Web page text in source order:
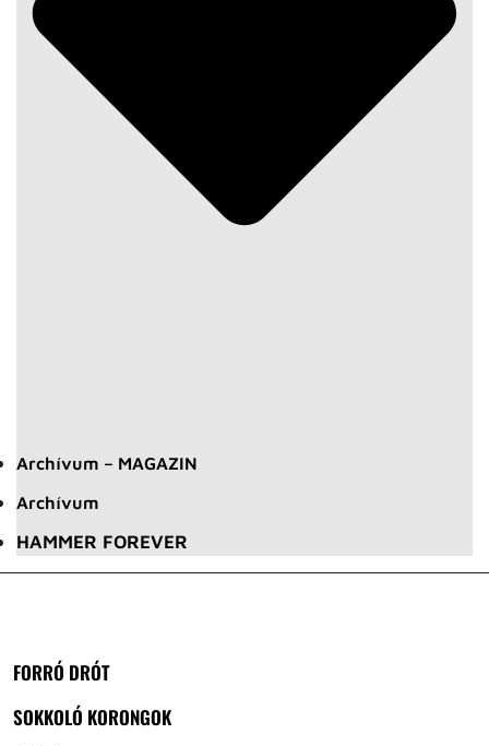
Archívum – MAGAZIN
Archívum
HAMMER FOREVER
FORRÓ DRÓT
SOKKOLÓ KORONGOK